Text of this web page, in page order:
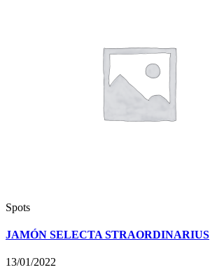
Spots
JAMÓN SELECTA STRAORDINARIUS
13/01/2022